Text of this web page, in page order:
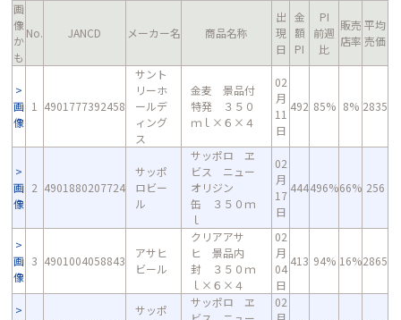
画
像
か
も
No. JANCD メーカー名 商品名称
出
現
日
金
額
PI
PI
前週
比
販売
店率
平均
売価
画
像
1 4901777392458
サント
リーホ
ールデ
ィング
ス
金麦 景品付
特発 ３５０
ｍｌ×６×４
02
月
11
日
492 85% 8% 2835
画
像
2 4901880207724
サッポ
ロビー
ル
サッポロ ヱ
ビス ニュー
オリジン
缶 ３５０ｍ
ｌ
02
月
17
日
444496%66% 256
画
像
3 4901004058843
アサヒ
ビール
クリアアサ
ヒ 景品内
封 ３５０ｍ
ｌ×６×４
02
月
04
日
413 94% 16%2865
サッポ
サッポロ ヱ
02